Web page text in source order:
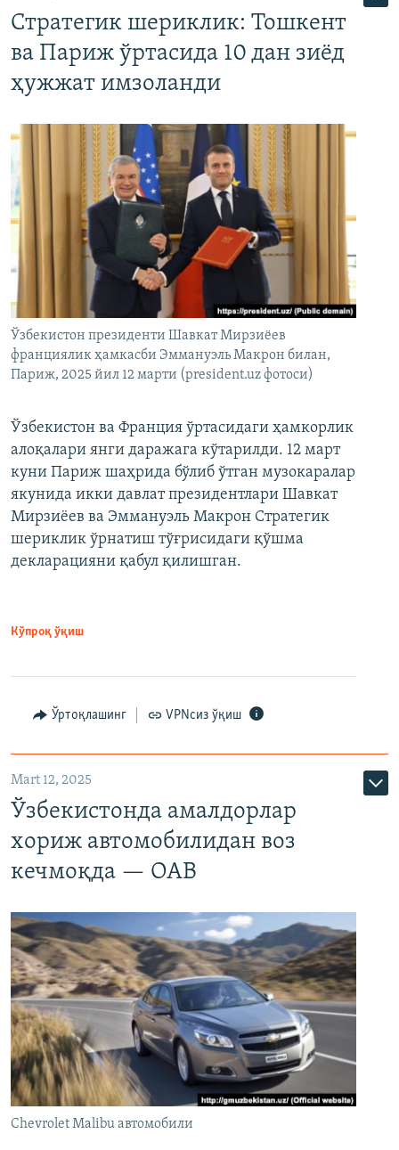
Стратегик шериклик: Тошкент
ва Париж ўртасида 10 дан зиёд
ҳужжат имзоланди
Ўзбекистон президенти Шавкат Мирзиёев
франциялик ҳамкасби Эммануэль Макрон билан,
Париж, 2025 йил 12 марти (president.uz фотоси)
Ўзбекистон ва Франция ўртасидаги ҳамкорлик
алоқалари янги даражага кўтарилди. 12 март
куни Париж шаҳрида бўлиб ўтган музокаралар
якунида икки давлат президентлари Шавкат
Мирзиёев ва Эммануэль Макрон Стратегик
шериклик ўрнатиш тўғрисидаги қўшма
декларацияни қабул қилишган.
Кўпроқ ўқиш
Ўртоқлашинг VPNсиз ўқиш
Mart 12, 2025
Ўзбекистонда амалдорлар
хориж автомобилидан воз
кечмоқда — ОАВ
Chevrolet Malibu автомобили